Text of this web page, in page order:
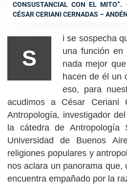
CONSUSTANCIAL CON EL
CÉSAR CERIANI CERNADAS –
S
i se sospecha
una función en
nada mejor
hacen de él un
eso, para
acudimos a César Ceriani
Antropología, investigador
la cátedra de
Universidad de Buenos
religiones populares y
nos aclara un panorama que,
encuentra empañado por la